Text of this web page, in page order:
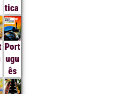
tica
Port
ugu
ês